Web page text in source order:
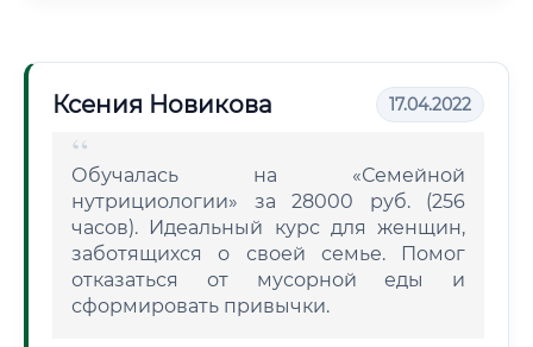
Ксения Новикова 17.04.2022
Обучалась на «Семейной
нутрициологии» за 28000 руб. (256
часов). Идеальный курс для женщин,
заботящихся о своей семье. Помог
отказаться от мусорной еды и
сформировать привычки.